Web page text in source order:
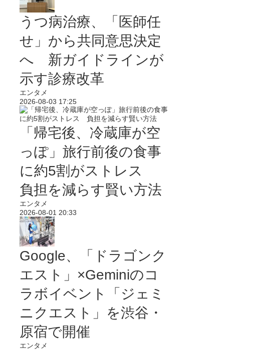
うつ病治療、「医師任
せ」から共同意思決定
へ 新ガイドラインが
示す診療改革
エンタメ
2026-08-03 17:25
「帰宅後、冷蔵庫が空
っぽ」旅行前後の食事
に約5割がストレス
負担を減らす賢い方法
エンタメ
2026-08-01 20:33
Google、「ドラゴンク
エスト」×Geminiのコ
ラボイベント「ジェミ
ニクエスト」を渋谷・
原宿で開催
エンタメ